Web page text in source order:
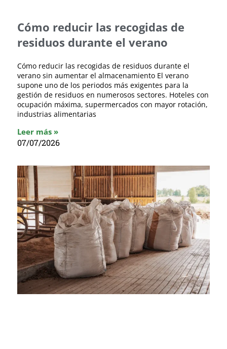
Cómo reducir las recogidas de
residuos durante el verano
Cómo reducir las recogidas de residuos durante el
verano sin aumentar el almacenamiento El verano
supone uno de los periodos más exigentes para la
gestión de residuos en numerosos sectores. Hoteles con
ocupación máxima, supermercados con mayor rotación,
industrias alimentarias
Leer más »
07/07/2026